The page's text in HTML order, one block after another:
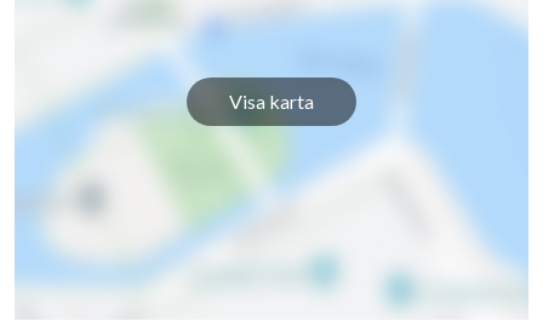
Visa karta